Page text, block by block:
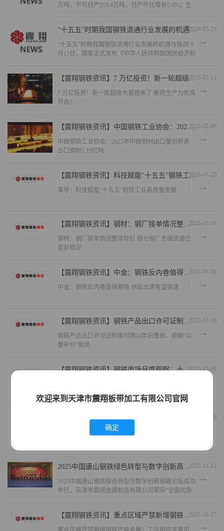
万吨，平均日产210.4万吨，日产环比增长5.6%；生
“十五五”时期我国钢铁流通行业发展的机遇与挑战
2026-03-29
“十五五”时期我国钢铁流通行业发展的机遇与挑战 3
月13日，国家正式发布《中华人民共和国国民经济和
【震翔钢铁资讯】7 万亿投资！新一轮超级大基建来了 新质生产力布局开启！
2026-03-11
7 万亿投资！新一轮超级大基建来了 新质生产力布局
开启！
【震翔钢铁资讯】中国钢铁工业协会：2025年中国钢材出口量创新高 出口钢材1.19亿吨
2026-02-06
中国钢铁工业协会：2025年中国钢材出口量创新高
出口钢材1.19亿吨
【震翔钢铁资讯】科技赋能“十五五”钢铁工业高质量发展
2026-01-25
黄导：科技赋能“十五五”钢铁工业高质量发展
【震翔钢铁资讯】钢材：钢厂接单情况整体较好 部分钢厂冬储资源已提前锁定2026-01-16
钢材：钢厂接单情况整体较好 部分钢厂冬储资源已
提前锁定
【震翔钢铁资讯】中金：钢铁反内卷值得期待 供给出清有望提速2026-01-08
中金：钢铁反内卷值得期待 供给出清有望提速
【震翔钢铁资讯】钢铁产品出口许可证制度时隔16年后重启，欲解“以量补价”困局2025-12-16
钢铁产品出口许可证制度时隔16年后重启，欲解“以
量补价”困局
【震翔钢铁资讯】钢铁市场月度观察：十二月钢市——价格寻底，政策预期酝酿反弹机遇2025-12-01
预期酝酿反弹机遇
【震翔钢铁资讯】自律不松劲 决胜收官战 2025-11-29
自律不松劲 决胜收官战
2025中国唐山钢铁绿色转型与数字创新高峰论坛成功举行，天津市震翔金属制品有限公司荣获“全国优质钢铁加工企业”奖牌2025-11-12
2025中国唐山钢铁绿色转型与数字创新高峰论坛成功
举行，天津市震翔金属制品有限公司荣获“全国优质
【震翔钢铁资讯】重点区域严禁新增钢铁产能总量！工信部征求意见2025-10-27
欢迎来到天津市震翔板带加工有限公司官网
确定